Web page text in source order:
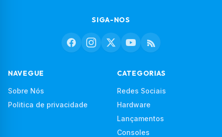
SIGA-NOS
NAVEGUE
Sobre Nós
Politica de privacidade
CATEGORIAS
Redes Sociais
Hardware
Lançamentos
Consoles